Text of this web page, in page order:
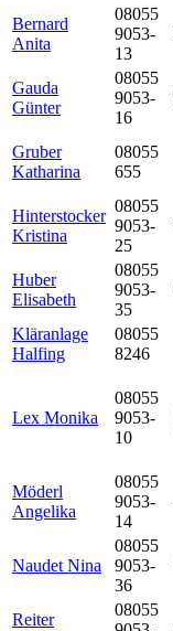
Bernard
Anita
08055
9053-
13
Gauda
Günter
08055
9053-
16
Gruber
Katharina
08055
655
Hinterstocker
Kristina
08055
9053-
25
Huber
Elisabeth
08055
9053-
35
Kläranlage
Halfing
08055
8246
Lex Monika
08055
9053-
10
Möderl
Angelika
08055
9053-
14
Naudet Nina
08055
9053-
36
Reiter
08055